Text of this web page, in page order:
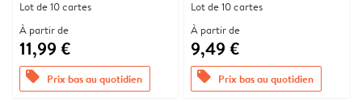
Lot de 10 cartes
À partir de
11,99 €
offers Prix bas au quotidien
Lot de 10 cartes
À partir de
9,49 €
offers Prix bas au quotidien